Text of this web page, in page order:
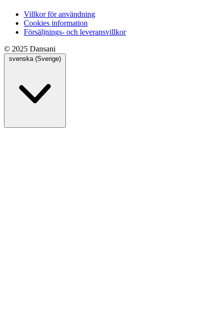
Villkor för användning
Cookies information
Försäljnings- och leveransvillkor
© 2025 Dansani
svenska (Sverige)